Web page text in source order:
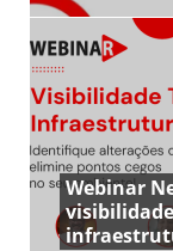
Webinar